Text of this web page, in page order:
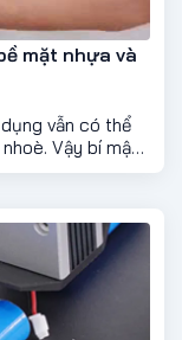
mặt nhựa và
vẫn có thể
Vậy bí mật